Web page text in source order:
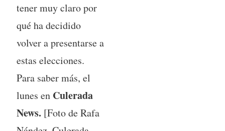
tener muy claro por
qué ha decidido
volver a presentarse a
estas elecciones.
Para saber más, el
lunes en Culerada
News. [Foto de Rafa